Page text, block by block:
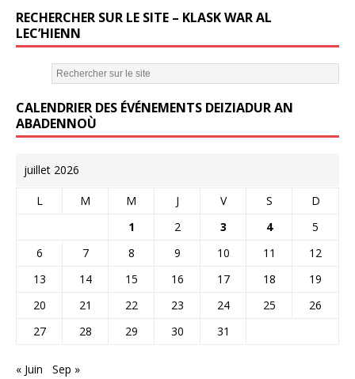
RECHERCHER SUR LE SITE – KLASK WAR AL
LEC’HIENN
CALENDRIER DES ÉVÉNEMENTS DEIZIADUR AN
ABADENNOÙ
juillet 2026
L M M J V S
D
1
2 3 4
5
6
7 8 9 10 11
12
13
14 15 16 17 18
19
20
21 22 23 24 25
26
27
28 29 30 31
« Juin Sep »